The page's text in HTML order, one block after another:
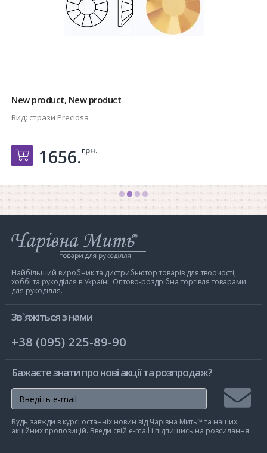
New product, New product
Вид: стрази Preciosa
Добавить в корзину
1656.грн.
Інтернет-
магазин
Мить
Найбільший виробник та дистрибьютор товарів для творчості,
хоббі та рукоділля в Україні. Оптово-роздрібна торгівля товарами
для рукоділля.
Зв`яжіться з нами
+38 (095) 225-89-90
Бажаєте знати про нові акції та розпродаж?
на
Будь завжди в курсі останніх новин від Чарівна Мить™ та наших
акційних пропозицій. Введи свій e-mail і підпишись на розсилання.